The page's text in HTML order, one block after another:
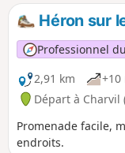
Héron sur
Professionnel
2,91 km
+10
Départ à Charvil
Promenade facile,
endroits.